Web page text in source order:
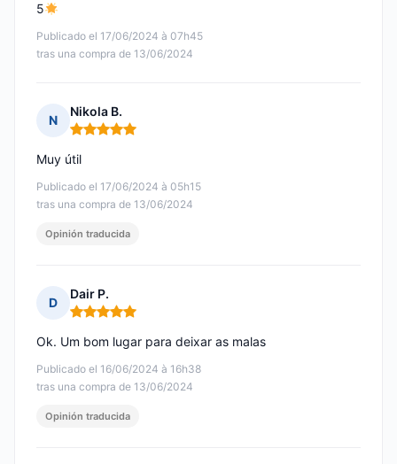
Publicado el 17/06/2024 à 07h45
tras una compra de 13/06/2024
5
N
Nikola B.
Nota: 5 de 5
Publicado el 17/06/2024 à 05h15
tras una compra de 13/06/2024
Muy útil
Opinión traducida
D
Dair P.
Nota: 5 de 5
Publicado el 16/06/2024 à 16h38
tras una compra de 13/06/2024
Ok. Um bom lugar para deixar as malas
Opinión traducida